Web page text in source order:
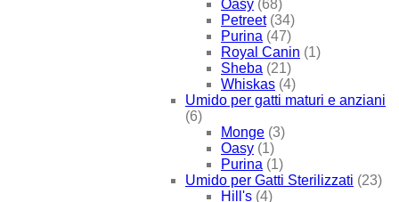
Oasy (68)
Petreet (34)
Purina (47)
Royal Canin (1)
Sheba (21)
Whiskas (4)
Umido per gatti maturi e anziani
(6)
Monge (3)
Oasy (1)
Purina (1)
Umido per Gatti Sterilizzati (23)
Hill's (4)